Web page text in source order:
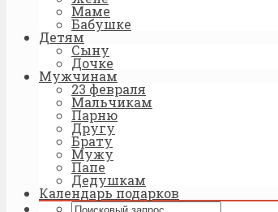
Маме
Бабушке
Детям
Сыну
Дочке
Мужчинам
23 февраля
Мальчикам
Парню
Другу
Брату
Мужу
Папе
Дедушкам
Календарь подарков